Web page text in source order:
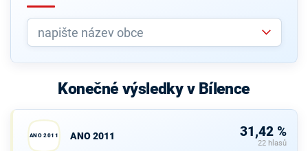
Konečné výsledky v Bílence
ANO 2011 ANO 2011 31,42 %
22 hlasů